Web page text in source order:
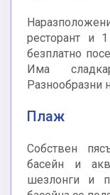
ресторант и
безплатно
Има
Разнообразни
Плаж
Собствен
басейн и
шезлонги и